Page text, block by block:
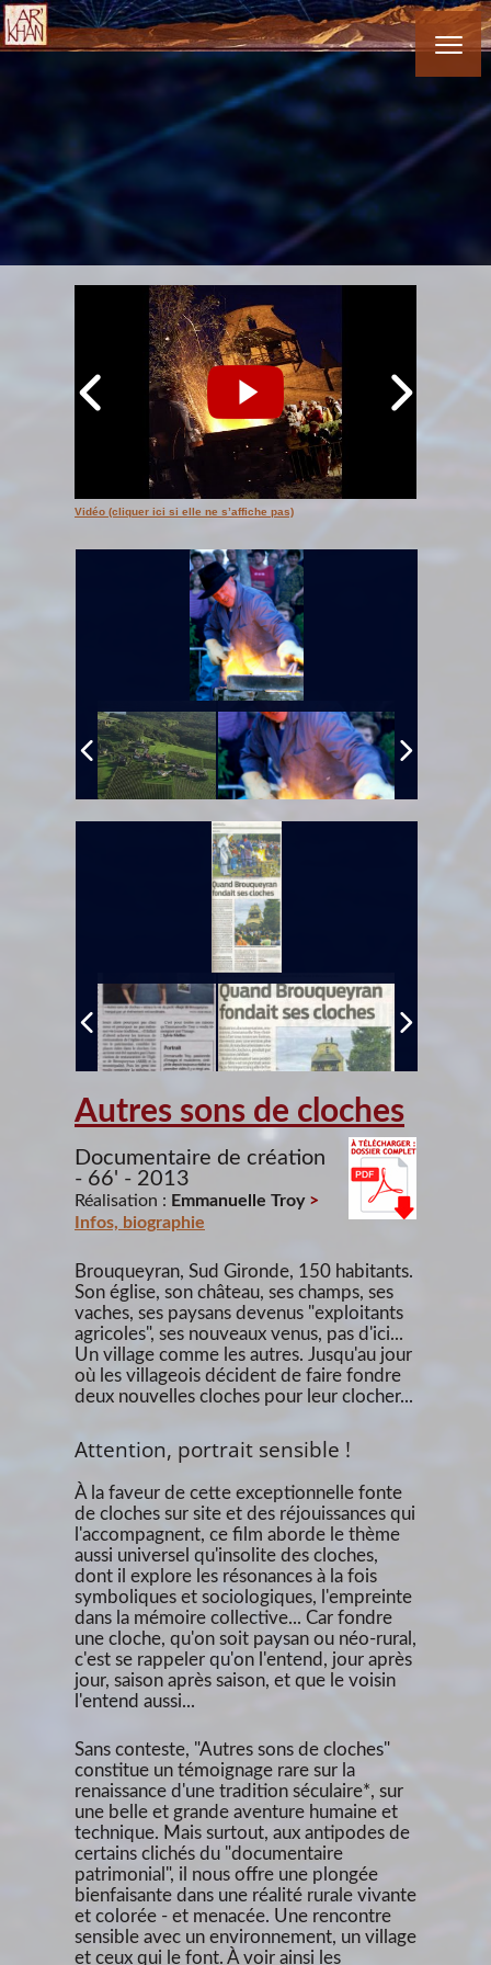
Vidéo (cliquer ici si elle ne s’affiche pas)
Autres sons de cloches
Documentaire de création
- 66' - 2013
Réalisation : Emmanuelle Troy >
Infos, biographie
Brouqueyran, Sud Gironde, 150 habitants.
Son église, son château, ses champs, ses
vaches, ses paysans devenus "exploitants
agricoles", ses nouveaux venus, pas d'ici...
Un village comme les autres. Jusqu'au jour
où les villageois décident de faire fondre
deux nouvelles cloches pour leur clocher...
Attention, portrait sensible !
À la faveur de cette exceptionnelle fonte
de cloches sur site et des réjouissances qui
l'accompagnent, ce film aborde le thème
aussi universel qu'insolite des cloches,
dont il explore les résonances à la fois
symboliques et sociologiques, l'empreinte
dans la mémoire collective... Car fondre
une cloche, qu'on soit paysan ou néo-rural,
c'est se rappeler qu'on l'entend, jour après
jour, saison après saison, et que le voisin
l'entend aussi...
Sans conteste, "Autres sons de cloches"
constitue un témoignage rare sur la
renaissance d'une tradition séculaire*, sur
une belle et grande aventure humaine et
technique. Mais surtout, aux antipodes de
certains clichés du "documentaire
patrimonial", il nous offre une plongée
bienfaisante dans une réalité rurale vivante
et colorée - et menacée. Une rencontre
sensible avec un environnement, un village
et ceux qui le font. À voir ainsi les